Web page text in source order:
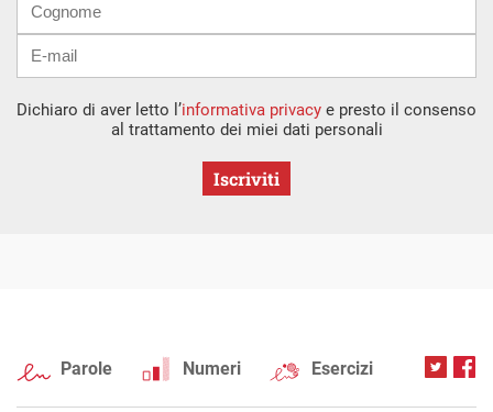
Dichiaro di aver letto l’informativa privacy e presto il consenso
al trattamento dei miei dati personali
Iscriviti
Parole Numeri Esercizi